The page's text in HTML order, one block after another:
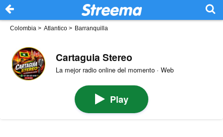
Colombia > Atlantico > Barranquilla
Cartaguia Stereo
La mejor radio online del momento · Web
Play